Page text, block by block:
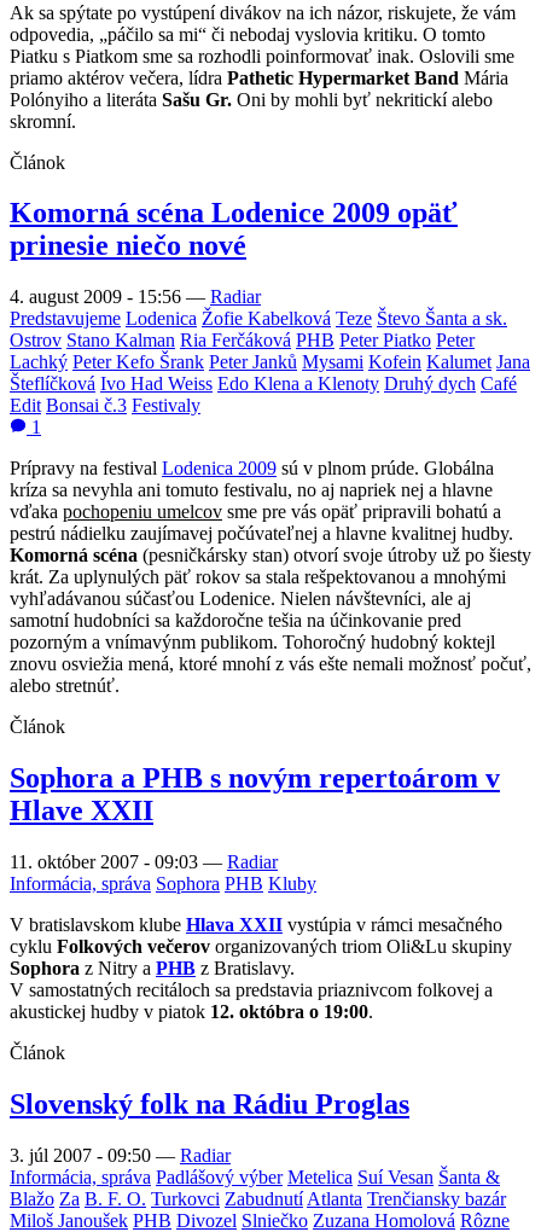
Ak sa spýtate po vystúpení divákov na ich názor, riskujete, že vám
odpovedia, „páčilo sa mi“ či nebodaj vyslovia kritiku. O tomto
Piatku s Piatkom sme sa rozhodli poinformovať inak. Oslovili sme
priamo aktérov večera, lídra Pathetic Hypermarket Band Mária
Polónyiho a literáta Sašu Gr. Oni by mohli byť nekritickí alebo
skromní.
Článok
Komorná scéna Lodenice 2009 opäť
prinesie niečo nové
4. august 2009 - 15:56 — Radiar
Predstavujeme Lodenica Žofie Kabelková Teze Števo Šanta a sk.
Ostrov Stano Kalman Ria Ferčáková PHB Peter Piatko Peter
Lachký Peter Kefo Šrank Peter Janků Mysami Kofein Kalumet Jana
Šteflíčková Ivo Had Weiss Edo Klena a Klenoty Druhý dych Café
Edit Bonsai č.3 Festivaly
1
Prípravy na festival Lodenica 2009 sú v plnom prúde. Globálna
kríza sa nevyhla ani tomuto festivalu, no aj napriek nej a hlavne
vďaka pochopeniu umelcov sme pre vás opäť pripravili bohatú a
pestrú nádielku zaujímavej počúvateľnej a hlavne kvalitnej hudby.
Komorná scéna (pesničkársky stan) otvorí svoje útroby už po šiesty
krát. Za uplynulých päť rokov sa stala rešpektovanou a mnohými
vyhľadávanou súčasťou Lodenice. Nielen návštevníci, ale aj
samotní hudobníci sa každoročne tešia na účinkovanie pred
pozorným a vnímavýnm publikom. Tohoročný hudobný koktejl
znovu osviežia mená, ktoré mnohí z vás ešte nemali možnosť počuť,
alebo stretnúť.
Článok
Sophora a PHB s novým repertoárom v
Hlave XXII
11. október 2007 - 09:03 — Radiar
Informácia, správa Sophora PHB Kluby
V bratislavskom klube Hlava XXII vystúpia v rámci mesačného
cyklu Folkových večerov organizovaných triom Oli&Lu skupiny
Sophora z Nitry a PHB z Bratislavy.
V samostatných recitáloch sa predstavia priaznivcom folkovej a
akustickej hudby v piatok 12. októbra o 19:00.
Článok
Slovenský folk na Rádiu Proglas
3. júl 2007 - 09:50 — Radiar
Informácia, správa Padlášový výber Metelica Suí Vesan Šanta &
Blažo Za B. F. O. Turkovci Zabudnutí Atlanta Trenčiansky bazár
Miloš Janoušek PHB Divozel Slniečko Zuzana Homolová Rôzne